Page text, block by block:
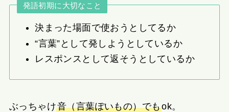
発語初期に大切なこと
決まった場面で使おうとしてるか
“言葉”として発しようとしているか
レスポンスとして返そうとしているか
ぶっちゃけ音（言葉ぽいもの）でもok。